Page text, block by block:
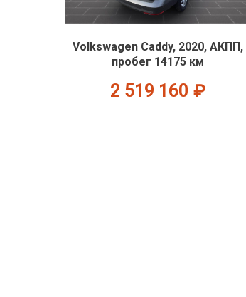
Volkswagen Caddy, 2020, АКПП,
пробег 14175 км
2 519 160 ₽